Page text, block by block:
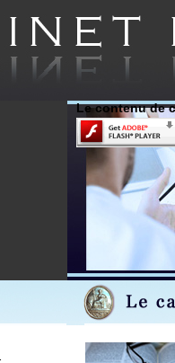
Le contenu de